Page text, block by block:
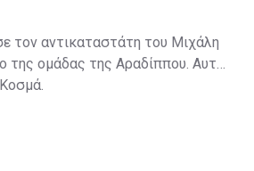
τον αντικαταστάτη του Μιχάλη
ομάδας της Αραδίππου. Αυτός